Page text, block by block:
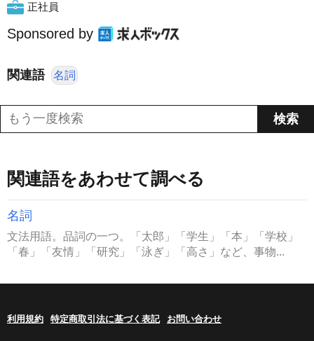
正社員
Sponsored by
関連語 名詞
関連語をあわせて調べる
名詞
文法用語。品詞の一つ。「太郎」「学生」「本」「学校」
「春」「友情」「研究」「泳ぎ」「高さ」など、事物...
利用規約 特定商取引法に基づく表記 お問い合わせ